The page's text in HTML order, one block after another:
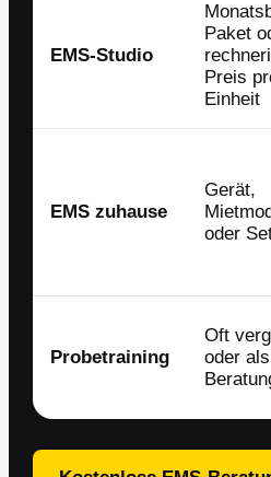
EMS-Studio
Paket
Preis
Einheit
EMS zuhause
Gerät,
oder
Probetraining
Oft
oder als